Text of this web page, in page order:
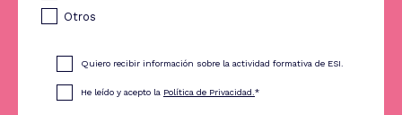
Otros
Quiero recibir información sobre la actividad formativa de ESI.
He leído y acepto la Política de Privacidad. *